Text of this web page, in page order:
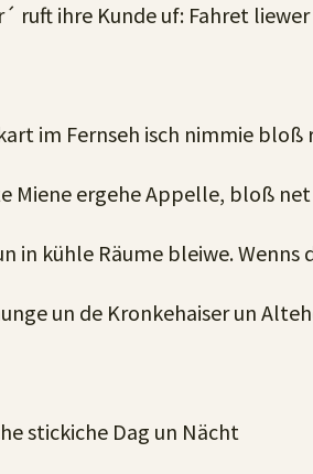
ruft ihre Kunde uf: Fahret
im Fernseh isch nimmie
Miene ergehe Appelle, bloß net
in kühle Räume bleiwe. Wenns
un de Kronkehaiser un
stickiche Dag un Nächt